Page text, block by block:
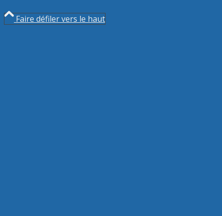
Faire défiler vers le haut